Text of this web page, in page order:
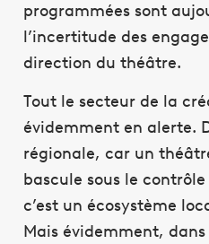
programmées sont
l’incertitude des
direction du théâtre.
Tout le secteur de la
évidemment en alerte.
régionale, car un
bascule sous le
c’est un écosystème
Mais évidemment,